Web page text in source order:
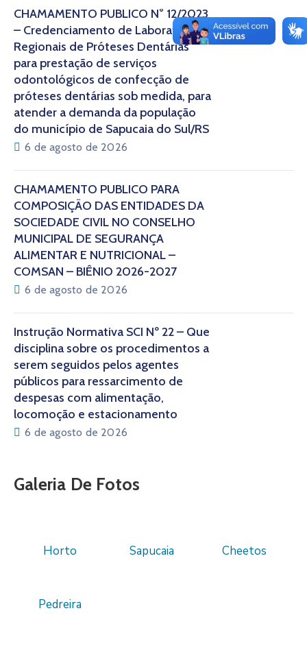
CHAMAMENTO PÚBLICO N° 12/2023
– Credenciamento de Laboratórios
Regionais de Próteses Dentárias
para prestação de serviços
odontológicos de confecção de
próteses dentárias sob medida, para
atender a demanda da população
do município de Sapucaia do Sul/RS
6 de agosto de 2026
CHAMAMENTO PÚBLICO PARA
COMPOSIÇÃO DAS ENTIDADES DA
SOCIEDADE CIVIL NO CONSELHO
MUNICIPAL DE SEGURANÇA
ALIMENTAR E NUTRICIONAL –
COMSAN – BIÊNIO 2026-2027
6 de agosto de 2026
Instrução Normativa SCI Nº 22 – Que
disciplina sobre os procedimentos a
serem seguidos pelos agentes
públicos para ressarcimento de
despesas com alimentação,
locomoção e estacionamento
6 de agosto de 2026
Galeria De Fotos
Horto Sapucaia Cheetos
Pedreira